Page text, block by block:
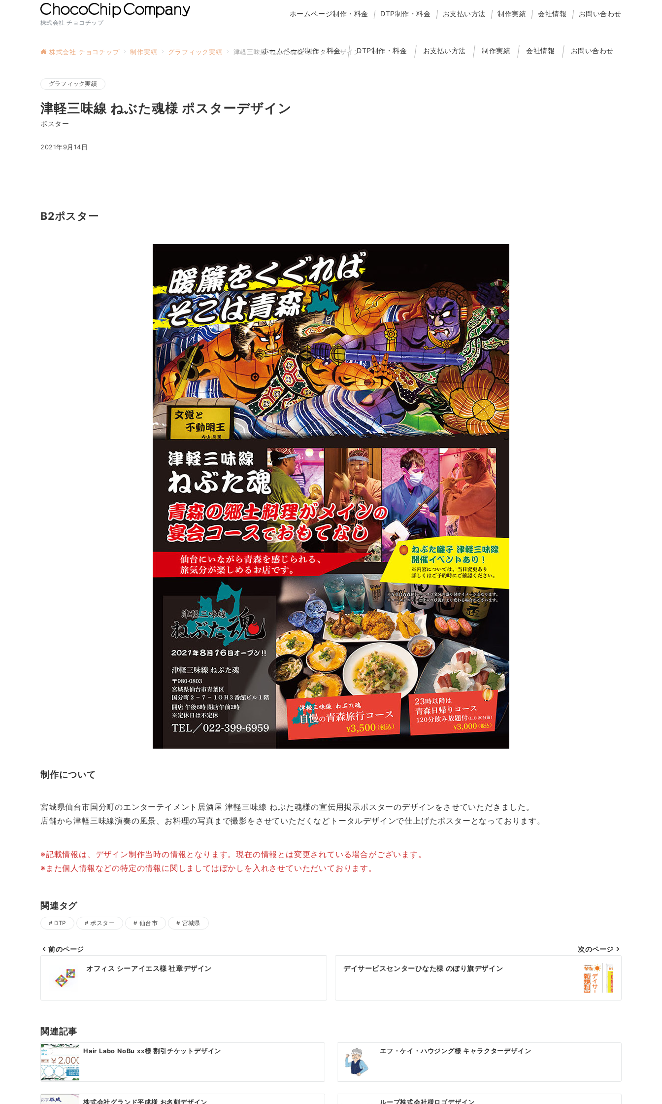
株式会社 チョコチップ
ホームページ制作・料金 DTP制作・料金 お支払い方法 制作実績 会社情報 お問い合わせ
ホームページ制作・料金 DTP制作・料金 お支払い方法 制作実績 会社情報 お問い合わせ
株式会社 チョコチップ 制作実績 グラフィック実績 津軽三味線 ねぶた魂様 ポスターデザイン
グラフィック実績
津軽三味線 ねぶた魂様 ポスターデザイン
ポスター
2021年9月14日
B2ポスター
制作について
宮城県仙台市国分町のエンターテイメント居酒屋 津軽三味線 ねぶた魂様の宣伝用掲示ポスターのデザインをさせていただきました。
店舗から津軽三味線演奏の風景、お料理の写真まで撮影をさせていただくなどトータルデザインで仕上げたポスターとなっております。
※記載情報は、デザイン制作当時の情報となります。現在の情報とは変更されている場合がございます。
※また個人情報などの特定の情報に関しましてはぼかしを入れさせていただいております。
関連タグ
DTP ポスター 仙台市 宮城県
ゲ
ー
シ
ョ
ン
前のページ
オフィス シーアイエス様 社章デザイン
次のページ
デイサービスセンターひなた様 のぼり旗デザイン
関連記事
Hair Labo NoBu xx様 割引チケットデザイン エフ・ケイ・ハウジング様 キャラクターデザイン
株式会社グランド平成様 お名刺デザイン ループ株式会社様ロゴデザイン